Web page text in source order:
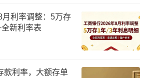
利率调整：5万存
新利率表
款利率，大额存单